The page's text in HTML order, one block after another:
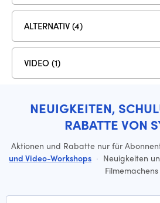
ALTERNATIV (4)
VIDEO (1)
NEUIGKEITEN,
RABATTE VON
Aktionen und Rabatte nur für
und Video-Workshops · Neuigkeiten
Filmemachens